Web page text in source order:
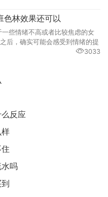
色林效果还可以
些情绪不高或者比较焦虑的女
后，确实可能会感受到情绪的提
3033
反应
吗